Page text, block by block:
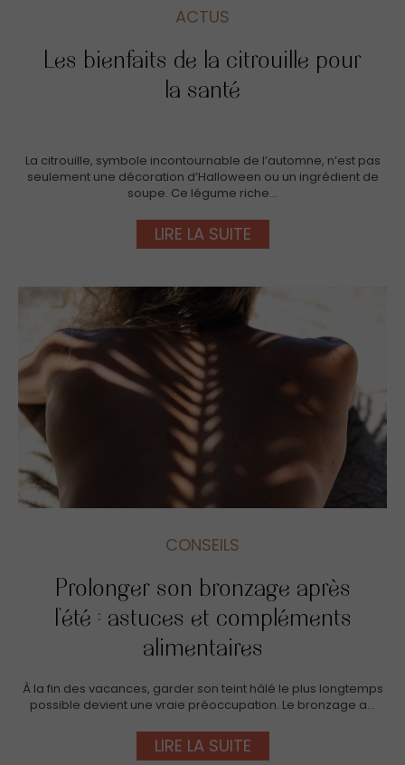
ACTUS
Les bienfaits de la citrouille pour
la santé
La citrouille, symbole incontournable de l’automne, n’est pas
seulement une décoration d’Halloween ou un ingrédient de
soupe. Ce légume riche…
LIRE LA SUITE
CONSEILS
Prolonger son bronzage après
l’été : astuces et compléments
alimentaires
À la fin des vacances, garder son teint hâlé le plus longtemps
possible devient une vraie préoccupation. Le bronzage a…
LIRE LA SUITE